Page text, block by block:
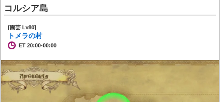
コルシア島
[園芸 Lv80]
トメラの村
ET 20:00-00:00